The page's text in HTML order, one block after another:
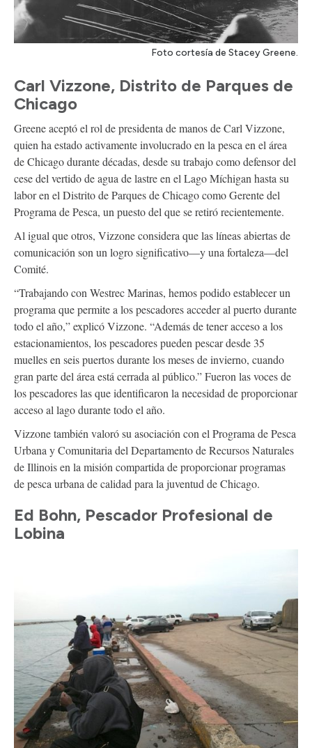
Foto cortesía de Stacey Greene.
Carl Vizzone, Distrito de Parques de
Chicago
Greene aceptó el rol de presidenta de manos de Carl Vizzone,
quien ha estado activamente involucrado en la pesca en el área
de Chicago durante décadas, desde su trabajo como defensor del
cese del vertido de agua de lastre en el Lago Míchigan hasta su
labor en el Distrito de Parques de Chicago como Gerente del
Programa de Pesca, un puesto del que se retiró recientemente.
Al igual que otros, Vizzone considera que las líneas abiertas de
comunicación son un logro significativo—y una fortaleza—del
Comité.
“Trabajando con Westrec Marinas, hemos podido establecer un
programa que permite a los pescadores acceder al puerto durante
todo el año,” explicó Vizzone. “Además de tener acceso a los
estacionamientos, los pescadores pueden pescar desde 35
muelles en seis puertos durante los meses de invierno, cuando
gran parte del área está cerrada al público.” Fueron las voces de
los pescadores las que identificaron la necesidad de proporcionar
acceso al lago durante todo el año.
Vizzone también valoró su asociación con el Programa de Pesca
Urbana y Comunitaria del Departamento de Recursos Naturales
de Illinois en la misión compartida de proporcionar programas
de pesca urbana de calidad para la juventud de Chicago.
Ed Bohn, Pescador Profesional de
Lobina